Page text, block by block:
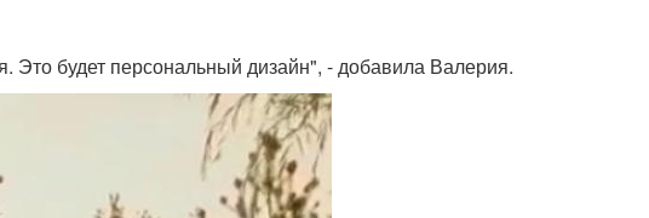
будет персональный дизайн", - добавила Валерия.